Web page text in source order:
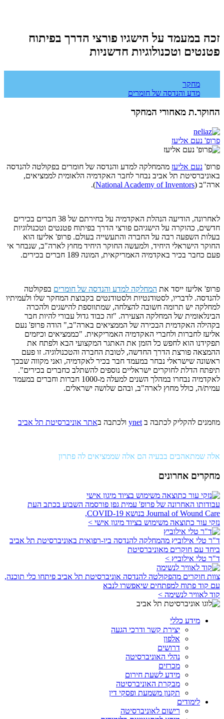
זכה במעמד על הישגיו פורצי הדרך בפיתוח
פטנטים וטכנולוגיות חדשניות
מחקר
מדע והנדסה של חומרים
החוקר.ת מאחורי המחקר
פרופ' נעם אליעז
פרופ' נעם אליעז מהמחלקה למדע והנדסה של חומרים בפקולטה להנדסה
באוניברסיטת תל אביב נבחר לחבר האקדמיה הלאומית לממציאים,
ארה"ב (National Academy of Inventors
).
לאחרונה, הודיעה הנהלת האקדמיה על בחירתם של 38 חברים בכירים
חדשים, כהוקרה על הישגיהם פורצי הדרך בפיתוח פטנטים וטכנולוגיות
בעלות השפעה רבה על החברה והתעשייה בעולם. פרופ' אליעז הוא
החוקר הישראלי היחיד, ולמעשה החוקר היחיד מחוץ לארה"ב, שנבחר אי
פעם כחבר בכיר באקדמיה האמריקאית, המונה 189 חברים בכירים.
פרופ' אליעז ייסד את המחלקה למדע והנדסה של חומרים בפקולטה
להנדסה. לדבריו, לסטודנטיות ולסטודנטים בקבוצת המחקר שלו ולעמיתיו
למחלקה יש תרומה חשובה להצלחה, שמתווספת להישגים ולהכרה
הבינלאומית של המחלקה הצעירה. "זה כבוד גדול עבורי להיות חבר
בקהילה האקדמית הבכירה של הממציאים בארה"ב," הודה פרופ' נעם
אליעז לחברות ולחברי האקדמיה האמריקאית. "כממציאים וכיזמים
תפקידנו הוא לחפש כל הזמן את האתגר המקצועי הבא ולפתח את
ההמצאה פורצת הדרך החדשה, לטובת החברה והטכנולוגיה. זו פעם
ראשונה שישראלי נבחר במעמד חבר בכיר לאקדמיה, ואני מקווה שבכך
תיפתח הדלת לחוקרים ישראליים נוספים להשתלב כחברים בכירים".
לאקדמיה נבחרו במהלך השנים למעלה מ-1000 חברות וחברים במעמד
עמית/ה, כולל מחוץ לארה"ב, ובהם שלושה ישראלים.
מוזמנים להקליק לכתבה ב ynet ולכתבה באתר אוניברסיטת תל אביב
אלה שמתאהבים בבעיה הם אלה שממציאים לה פתרון
מחקרים אחרונים
עבודותו האחרונה של פרופ' עמית גפן פורסמה השבוע בכתב העת
Journal of Wound Care בנושא COVID-19,
נזקי עור כתוצאה משימוש בציוד מיגון אישי >
ד"ר טלי אילוביץ מהמחלקה להנדסה ביו-רפואית באוניברסיטת תל אביב
ביחד עם חוקרים מאוניברסיטת
ד"ר טלי אילוביץ >
צוות חוקרים מהפקולטה להנדסה אוניברסיטת תל אביב פיתחו כלי תוכנה,
עם קוד פתוח למפתחים שיאפשרו לנבא
קוד לאוויר לנשימה >
מידע כללי
יצירת קשר ודרכי הגעה
אלפון
דרושים
נהלי האוניברסיטה
מכרזים
מידע לשעת חירום
מבקרת האוניברסיטה
תקנון משמעת ופסקי דין
לימודים
רישום לאוניברסיטה